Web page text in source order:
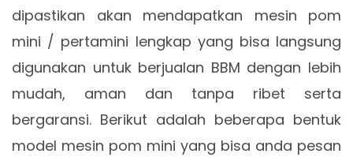
dipastikan akan mendapatkan mesin pom
mini / pertamini lengkap yang bisa langsung
digunakan untuk berjualan BBM dengan lebih
mudah, aman dan tanpa ribet serta
bergaransi. Berikut adalah beberapa bentuk
model mesin pom mini yang bisa anda pesan